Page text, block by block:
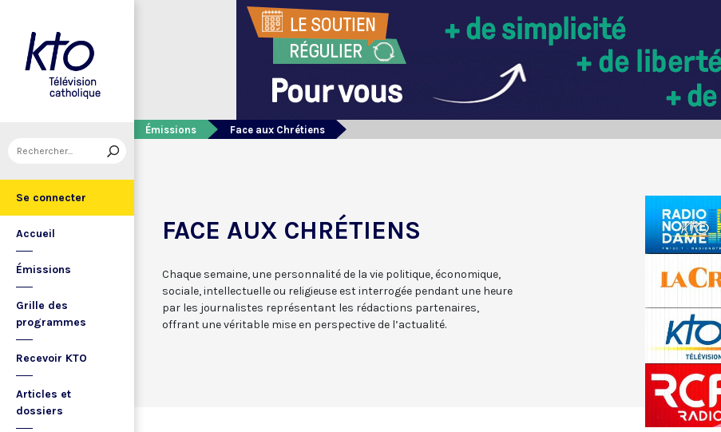
Se connecter
Accueil
Émissions
Grille des
programmes
Recevoir KTO
Articles et
dossiers
Émissions Face aux Chrétiens
FACE AUX CHRÉTIENS
Chaque semaine, une personnalité de la vie politique, économique,
sociale, intellectuelle ou religieuse est interrogée pendant une heure
par les journalistes représentant les rédactions partenaires,
offrant une véritable mise en perspective de l’actualité.